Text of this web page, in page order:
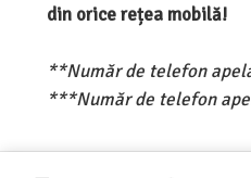
din orice rețea mobilă!
**Număr de telefon
***Număr de telefon